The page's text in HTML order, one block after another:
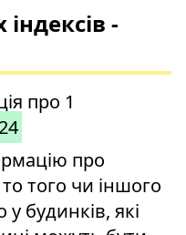
-
про 1
про
того чи іншого
будинків, які